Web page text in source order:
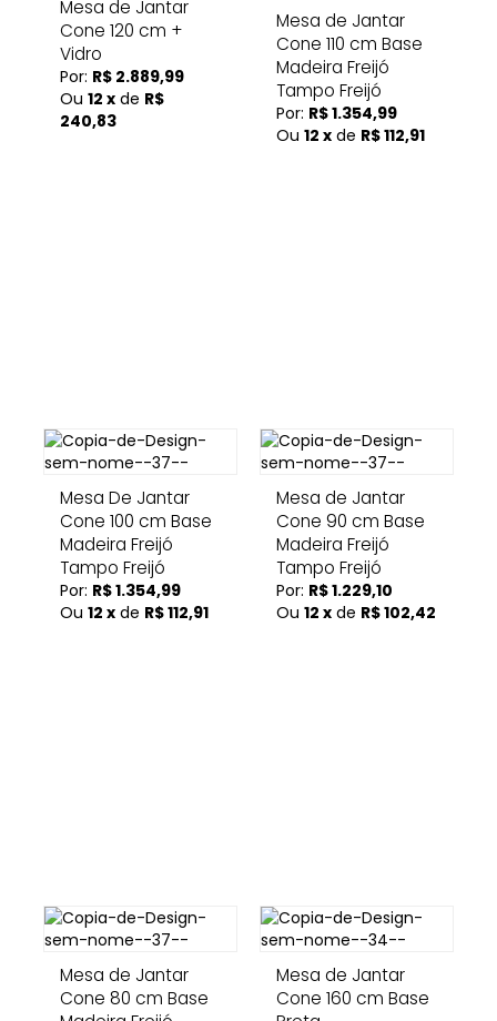
Mesa de Jantar
Cone 120 cm +
Vidro
Por: R$ 2.889,99
Ou 12 x de R$
240,83
Mesa de Jantar
Cone 110 cm Base
Madeira Freijó
Tampo Freijó
Por: R$ 1.354,99
Ou 12 x de R$ 112,91
Mesa De Jantar
Cone 100 cm Base
Madeira Freijó
Tampo Freijó
Por: R$ 1.354,99
Ou 12 x de R$ 112,91
Mesa de Jantar
Cone 90 cm Base
Madeira Freijó
Tampo Freijó
Por: R$ 1.229,10
Ou 12 x de R$ 102,42
Mesa de Jantar
Cone 80 cm Base
Mesa de Jantar
Cone 160 cm Base